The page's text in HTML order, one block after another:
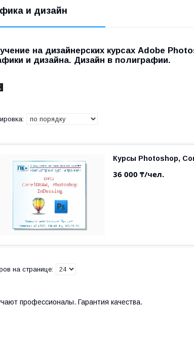
и дизайн
на дизайнерских курсах Adobe
и дизайна. Дизайн в полиграфии.
Курсы Photoshop,
36 000 ₸/чел.
профессионалы. Гарантия качества.